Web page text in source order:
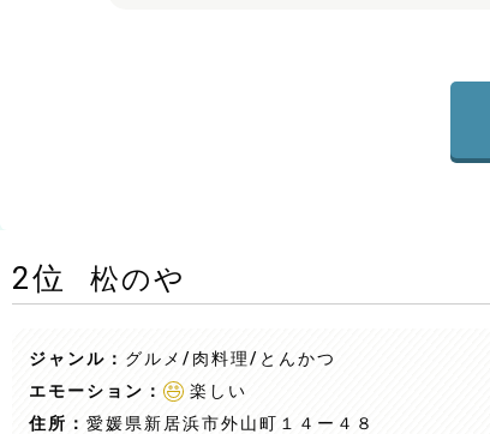
2位 松のや
ジャンル： グルメ/肉料理/とんかつ
エモーション：
楽しい
住所： 愛媛県新居浜市外山町１４ー４８